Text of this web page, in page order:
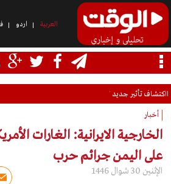
العربیة اردو
ااكتشاف تأثير جديد للمغنيسيوم على كتلة وقوة العضلات
أخبار
الخارجية الايرانية: الغارات
على اليمن جرائم حرب
الإثنين 30 شوال 1446